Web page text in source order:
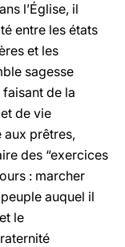
l’Église, il
entre les états
et les
sagesse
de la
de vie
aux prêtres,
des “exercices
: marcher
auquel il
le